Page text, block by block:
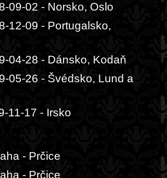
09-02 - Norsko, Oslo
12-09 - Portugalsko,
04-28 - Dánsko, Kodaň
05-26 - Švédsko, Lund a
11-17 - Irsko
- Prčice
- Prčice